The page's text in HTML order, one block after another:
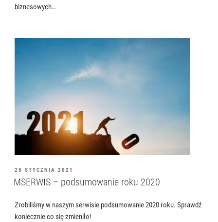
biznesowych…
OPUBLIKOWANE
W
28 STYCZNIA 2021
MSERWIS – podsumowanie roku 2020
Zrobiliśmy w naszym serwisie podsumowanie 2020 roku. Sprawdź
koniecznie co się zmieniło!